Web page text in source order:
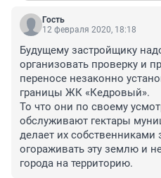
Гость
12 февраля 2020, 18:18
Будущему застройщику
организовать проверку и
переносе незаконно
границы ЖК «Кедровый».
То что они по своему
обслуживают гектары
делает их собственниками
огораживать эту землю и
города на территорию.